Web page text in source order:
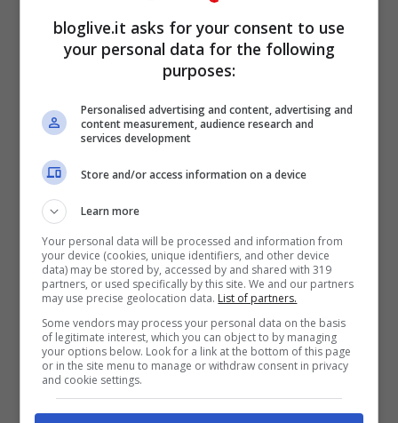
Il ballo con Samuel Peròn,
in lacrime danzano
“Imagine” per la pace
bloglive.it asks for your consent to use
your personal data for the following
purposes:
Personalised advertising and content, advertising and
content measurement, audience research and
services development
Store and/or access information on a device
Learn more
Your personal data will be processed and information from
your device (cookies, unique identifiers, and other device
data) may be stored by, accessed by and shared with 319
partners, or used specifically by this site. We and our partners
may use precise geolocation data. List of partners.
Some vendors may process your personal data on the basis
of legitimate interest, which you can object to by managing
your options below. Look for a link at the bottom of this page
or in the site menu to manage or withdraw consent in privacy
and cookie settings.